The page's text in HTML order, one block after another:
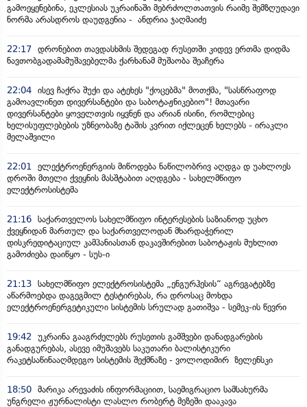
გამოეყენებინა, ეკლესიას უკრაინაში მებრძოლთათვის რაიმე შემზღუდავი
ნორმა არასდროს დაუდგენია - ანდრია ჯაღმაიძე
22:17 დრონებით თავდასხმის შედეგად რუსეთში კიდევ ერთმა დიდმა
ნავთობგადამამუშავებელმა ქარხანამ მუშაობა შეაჩერა
22:04 ისევ ჩაქრა შუქი და ატეხეს "ქოცებმა" მოთქმა, "სასწრაფოდ
გამოავლინეთ დივერსანტები და საბოტაჟნიკებიო"! მთავარი
დივერსანტები ყოველთვის იყვნენ და არიან ისინი, რომლებიც
ხელისუფლებების უზნეობაზე ტაშის კვრით იქლეცენ ხელებს - ირაკლი
მელაშვილი
22:01
ელექტროენერგიის მიწოდება ნაწილობრივ აღდგა დ უახლოეს
დროში მთელი ქვეყნის მასშტაბით აღდგება - სახელმწიფო
ელექტროსისტემა
21:16 საქართველოს სახელმწიფო ინტერესების საზიანოდ უცხო
ქვეყნიდან მართულ და საქართველოდან მხარდაჭერილ
დისკრედიტაციულ კამპანიასთან დაკავშირებით საბოტაჟის მუხლით
გამოძიება დაიწყო - სუს-ი
21:13 სახელმწიფო ელექტროსისტემა „ენგურჰესის“ აგრეგატებზე
აწარმოებდა დაგეგმილ ტესტირებას, რა დროსაც მოხდა
ელექტროენერგეტიკული სისტემის სრულად გათიშვა - სემეკ-ის წევრი
19:42
უკრაინა გააგრძელებს რუსეთის გამშვები დანადგარების
განადგურებას, ასევე იმუშავებს საკუთარი ბალისტიკური
რაკეტსაწინააღმდეგო სისტემის შექმნაზე - ვოლოდიმირ ზელენსკი
18:50 მარიკა არევაძის ინფორმაციით, საემიგრაციო სამსახურმა
უნგრელი ჟურნალისტი ლასლო რობერტ მეზეში დააკავა